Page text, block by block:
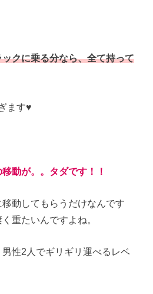
クに乗る分なら、全て持って
ます♥
動が。。タダです！！
動してもらうだけなんです
重たいんですよね。
男性2人でギリギリ運べるレベ